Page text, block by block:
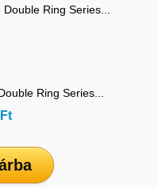
Ring Series...